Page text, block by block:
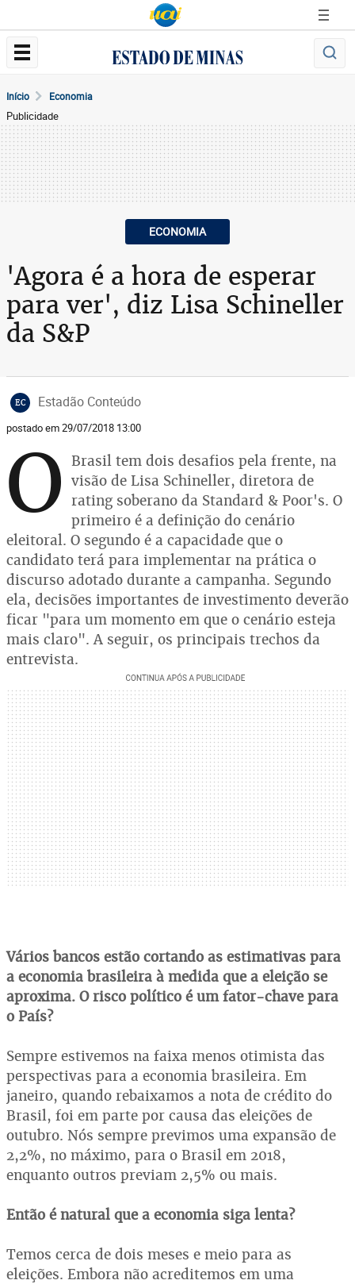
Início Economia
Publicidade
ECONOMIA
'Agora é a hora de esperar
para ver', diz Lisa Schineller
da S&P
EC Estadão Conteúdo
postado em 29/07/2018 13:00
O Brasil tem dois desafios pela frente, na
visão de Lisa Schineller, diretora de
rating soberano da Standard & Poor's. O
primeiro é a definição do cenário
eleitoral. O segundo é a capacidade que o
candidato terá para implementar na prática o
discurso adotado durante a campanha. Segundo
ela, decisões importantes de investimento deverão
ficar "para um momento em que o cenário esteja
mais claro". A seguir, os principais trechos da
entrevista.
Vários bancos estão cortando as estimativas para
a economia brasileira à medida que a eleição se
aproxima. O risco político é um fator-chave para
o País?
Sempre estivemos na faixa menos otimista das
perspectivas para a economia brasileira. Em
janeiro, quando rebaixamos a nota de crédito do
Brasil, foi em parte por causa das eleições de
outubro. Nós sempre previmos uma expansão de
2,2%, no máximo, para o Brasil em 2018,
enquanto outros previam 2,5% ou mais.
Então é natural que a economia siga lenta?
Temos cerca de dois meses e meio para as
eleições. Embora não acreditemos em uma